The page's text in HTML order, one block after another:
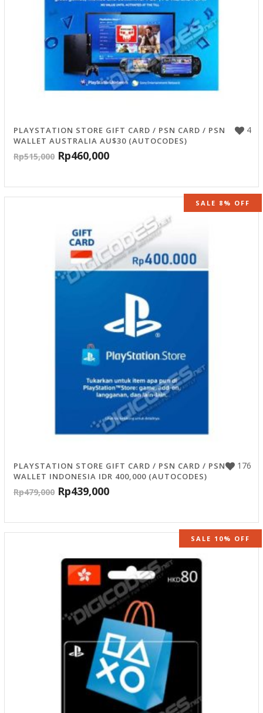
4
PLAYSTATION STORE GIFT CARD / PSN CARD / PSN
WALLET AUSTRALIA AU$30 (AUTOCODES)
Rp515,000 Rp460,000
SALE 8% OFF
176
PLAYSTATION STORE GIFT CARD / PSN CARD / PSN
WALLET INDONESIA IDR 400,000 (AUTOCODES)
Rp479,000 Rp439,000
SALE 10% OFF